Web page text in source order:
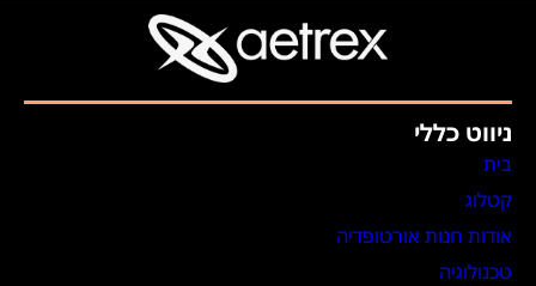
ניווט כללי
בית
קטלוג
אודות חנות אורטופדיה
טכנולוגיה